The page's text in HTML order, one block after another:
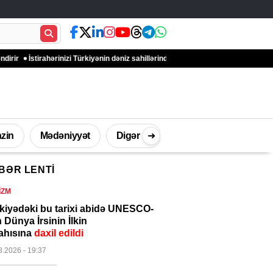
Türkiyənin dəniz sahillərində olan bu kurortlarda keçirin
Mədəniyyət Digər ➜
LENTI
bu tarixi abidə UNESCO-
Dünya İrsinin İlkin
daxil edildi
- 19:37